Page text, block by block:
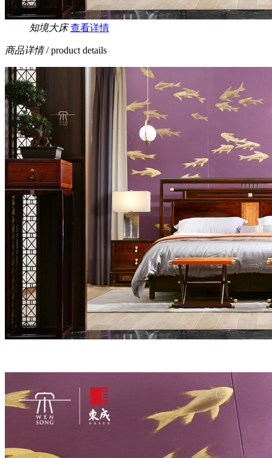
知境大床 查看详情
商品详情 / product details